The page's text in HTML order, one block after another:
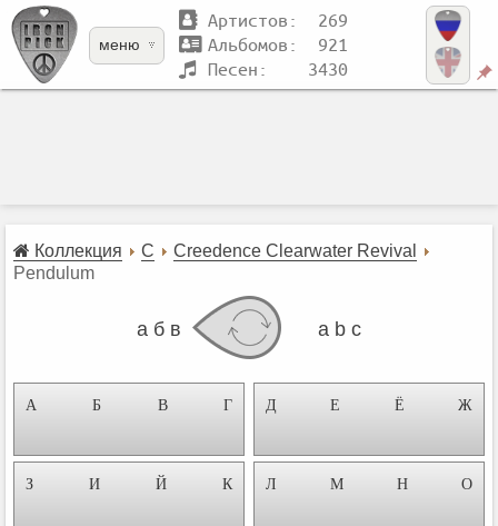
меню
Артистов: 269
Альбомов: 921
Песен: 3430
Коллекция C
Creedence Clearwater Revival
Pendulum
а б в a b c
А Б В Г Д Е Ё Ж
З И Й К Л М Н О